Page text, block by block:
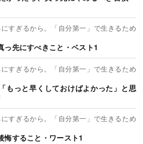
すぎるから。「自分第一」で生きるため
っ先にすべきこと・ベスト1
すぎるから。「自分第一」で生きるため
もっと早くしておけばよかった」と思
すぎるから。「自分第一」で生きるため
悔すること・ワースト1